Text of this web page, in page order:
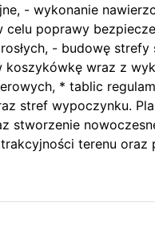
- wykonanie
poprawy
- budowę
wraz z
* tablic
stref wypoczynku.
stworzenie
terenu